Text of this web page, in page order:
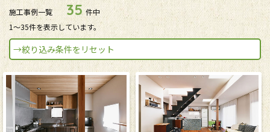
施工事例一覧 35 件中
1〜35件を表示しています。
→絞り込み条件をリセット